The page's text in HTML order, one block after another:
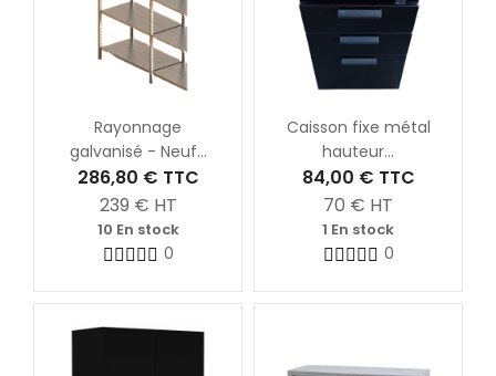
Rayonnage
galvanisé - Neuf...
286,80 € TTC
239 € HT
10 En stock
0
Caisson fixe métal
hauteur...
84,00 € TTC
70 € HT
1 En stock
0